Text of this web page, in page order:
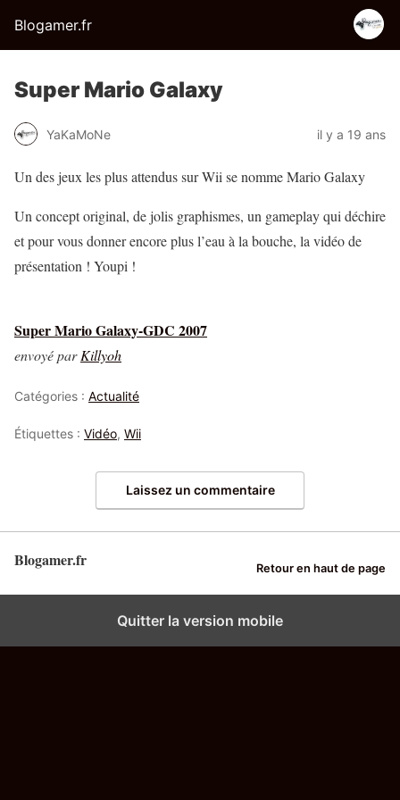
Blogamer.fr
Super Mario Galaxy
YaKaMoNe il y a 19 ans
Un des jeux les plus attendus sur Wii se nomme Mario Galaxy
Un concept original, de jolis graphismes, un gameplay qui déchire
et pour vous donner encore plus l’eau à la bouche, la vidéo de
présentation ! Youpi !
Super Mario Galaxy-GDC 2007
envoyé parKillyoh
Catégories : Actualité
Étiquettes : Vidéo, Wii
Laissez un commentaire
Blogamer.fr Retour en haut de page
Quitter la version mobile